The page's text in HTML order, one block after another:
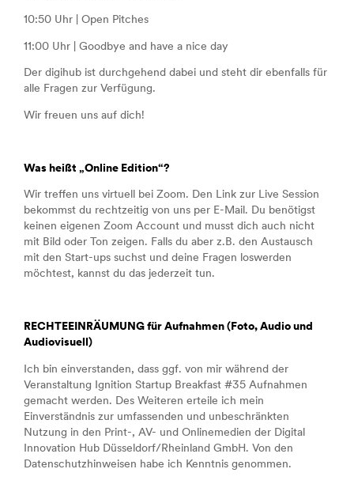
10:50 Uhr | Open Pitches
11:00 Uhr | Goodbye and have a nice day
Der digihub ist durchgehend dabei und steht dir ebenfalls für
alle Fragen zur Verfügung.
Wir freuen uns auf dich!
Was heißt „Online Edition“?
Wir treffen uns virtuell bei Zoom. Den Link zur Live Session
bekommst du rechtzeitig von uns per E-Mail. Du benötigst
keinen eigenen Zoom Account und musst dich auch nicht
mit Bild oder Ton zeigen. Falls du aber z.B. den Austausch
mit den Start-ups suchst und deine Fragen loswerden
möchtest, kannst du das jederzeit tun.
RECHTEEINRÄUMUNG für Aufnahmen (Foto, Audio und
Audiovisuell)
Ich bin einverstanden, dass ggf. von mir während der
Veranstaltung Ignition Startup Breakfast #35 Aufnahmen
gemacht werden. Des Weiteren erteile ich mein
Einverständnis zur umfassenden und unbeschränkten
Nutzung in den Print-, AV- und Onlinemedien der Digital
Innovation Hub Düsseldorf/Rheinland GmbH. Von den
Datenschutzhinweisen habe ich Kenntnis genommen.